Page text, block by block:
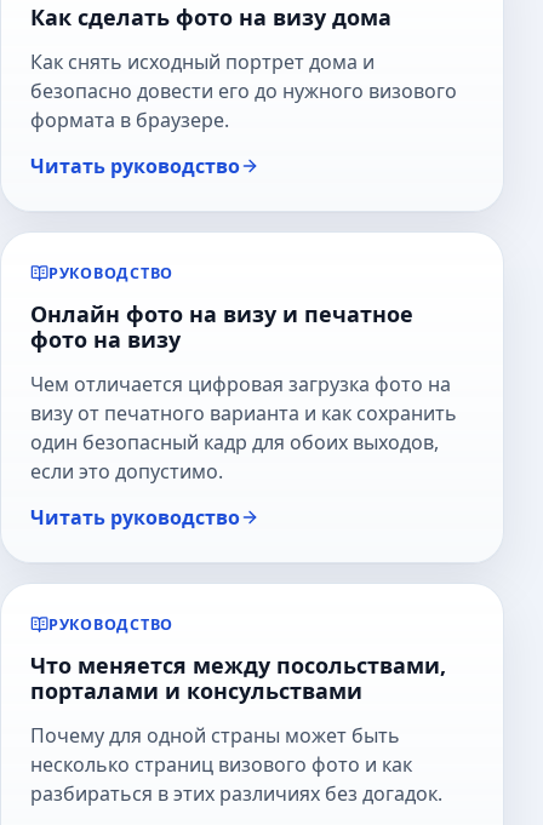
Как сделать фото на визу дома
Как снять исходный портрет дома и
безопасно довести его до нужного визового
формата в браузере.
Читать руководство
РУКОВОДСТВО
Онлайн фото на визу и печатное
фото на визу
Чем отличается цифровая загрузка фото на
визу от печатного варианта и как сохранить
один безопасный кадр для обоих выходов,
если это допустимо.
Читать руководство
РУКОВОДСТВО
Что меняется между посольствами,
порталами и консульствами
Почему для одной страны может быть
несколько страниц визового фото и как
разбираться в этих различиях без догадок.